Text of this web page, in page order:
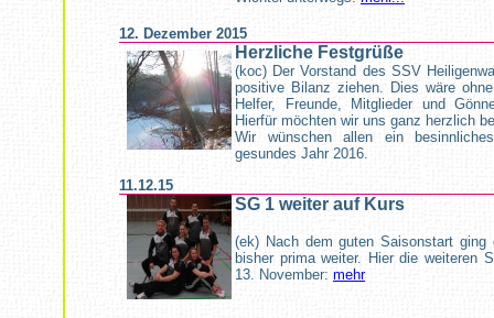
12. Dezember 2015
Herzliche Festgrüße
(koc) Der Vorstand des SSV
positive Bilanz ziehen. Dies wäre
Helfer, Freunde, Mitglieder und
Hierfür möchten wir uns ganz herzlich
Wir wünschen allen ein
gesundes Jahr 2016.
11.12.15
SG 1 weiter auf Kurs
(ek) Nach dem guten Saisonstart
bisher prima weiter. Hier die weiteren
13. November: mehr